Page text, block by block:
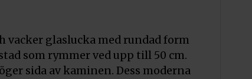
vacker glaslucka med rundad form
som rymmer ved upp till 50 cm.
sida av kaminen. Dess moderna